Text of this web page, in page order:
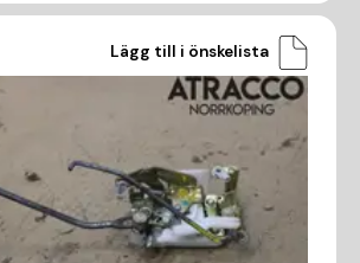
Lägg till i önskelista